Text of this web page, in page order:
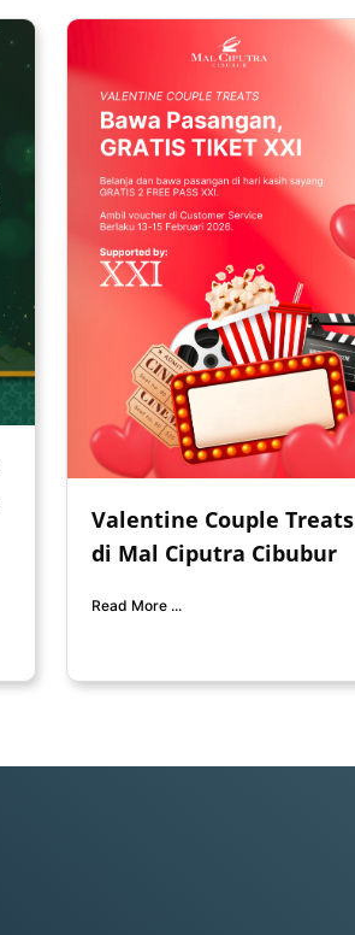
Valentine Couple Treats
di Mal Ciputra Cibubur
Read More ...